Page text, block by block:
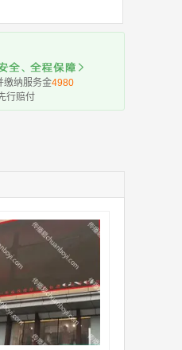
缴纳服务金4980
行赔付